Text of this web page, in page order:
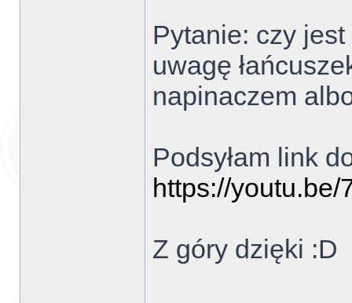
Pytanie: czy
uwagę
napinaczem
Podsyłam link
https://youtu.be/
Z góry dzięki :D